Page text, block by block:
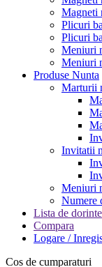
Magneti
Plicuri
Plicuri
Meniuri
Meniuri
Produse Nunta
Marturii
Invitatii
Meniuri
Numere
Lista de dorinte
Compara
Logare /
Cos de cumparaturi